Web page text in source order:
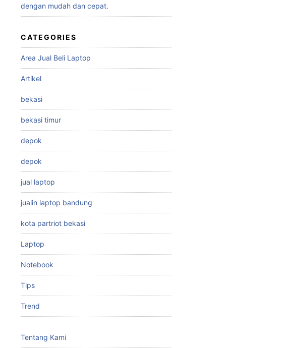
dengan mudah dan cepat.
CATEGORIES
Area Jual Beli Laptop
Artikel
bekasi
bekasi timur
depok
depok
jual laptop
jualin laptop bandung
kota partriot bekasi
Laptop
Notebook
Tips
Trend
Tentang Kami